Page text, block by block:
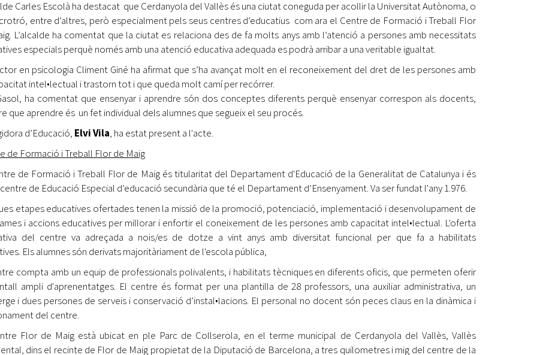
Carles Escolà ha destacat que Cerdanyola del Vallès és una ciutat coneguda per acollir la Universitat Autònoma, o
entre d’altres, però especialment pels seus centres d’educatius com ara el Centre de Formació i Treball Flor
L’alcalde ha comentat que la ciutat es relaciona des de fa molts anys amb l’atenció a persones amb necessitats
especials perquè només amb una atenció educativa adequada es podrà arribar a una veritable igualtat.
en psicologia Climent Giné ha afirmat que s’ha avançat molt en el reconeixement del dret de les persones amb
intel•lectual i trastorn tot i que queda molt camí per recórrer.
ha comentat que ensenyar i aprendre són dos conceptes diferents perquè ensenyar correspon als docents,
que aprendre és un fet individual dels alumnes que segueix el seu procés.
d’Educació, Elvi Vila, ha estat present a l'acte.
de Formació i Treball Flor de Maig
de Formació i Treball Flor de Maig és titularitat del Departament d'Educació de la Generalitat de Catalunya i és
centre de Educació Especial d’educació secundària que té el Departament d’Ensenyament. Va ser fundat l'any 1.976.
etapes educatives ofertades tenen la missió de la promoció, potenciació, implementació i desenvolupament de
i accions educatives per millorar i enfortir el coneixement de les persones amb capacitat intel•lectual. L'oferta
del centre va adreçada a nois/es de dotze a vint anys amb diversitat funcional per que fa a habilitats
Els alumnes són derivats majoritàriament de l'escola pública,
compta amb un equip de professionals polivalents, i habilitats tècniques en diferents oficis, que permeten oferir
ampli d'aprenentatges. El centre és format per una plantilla de 28 professors, una auxiliar administrativa, un
i dues persones de serveis i conservació d’instal•lacions. El personal no docent són peces claus en la dinàmica i
del centre.
Flor de Maig està ubicat en ple Parc de Collserola, en el terme municipal de Cerdanyola del Vallès, Vallès
dins el recinte de Flor de Maig propietat de la Diputació de Barcelona, a tres quilometres i mig del centre de la